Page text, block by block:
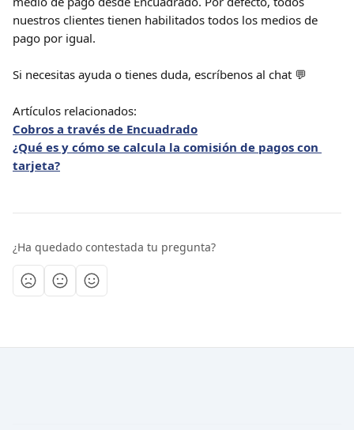
nuestros clientes tienen habilitados todos los medios de
pago por igual.
Si necesitas ayuda o tienes duda, escríbenos al chat 💬
Artículos relacionados:
Cobros a través de Encuadrado
¿Qué es y cómo se calcula la comisión de pagos con
tarjeta?
¿Ha quedado contestada tu pregunta?